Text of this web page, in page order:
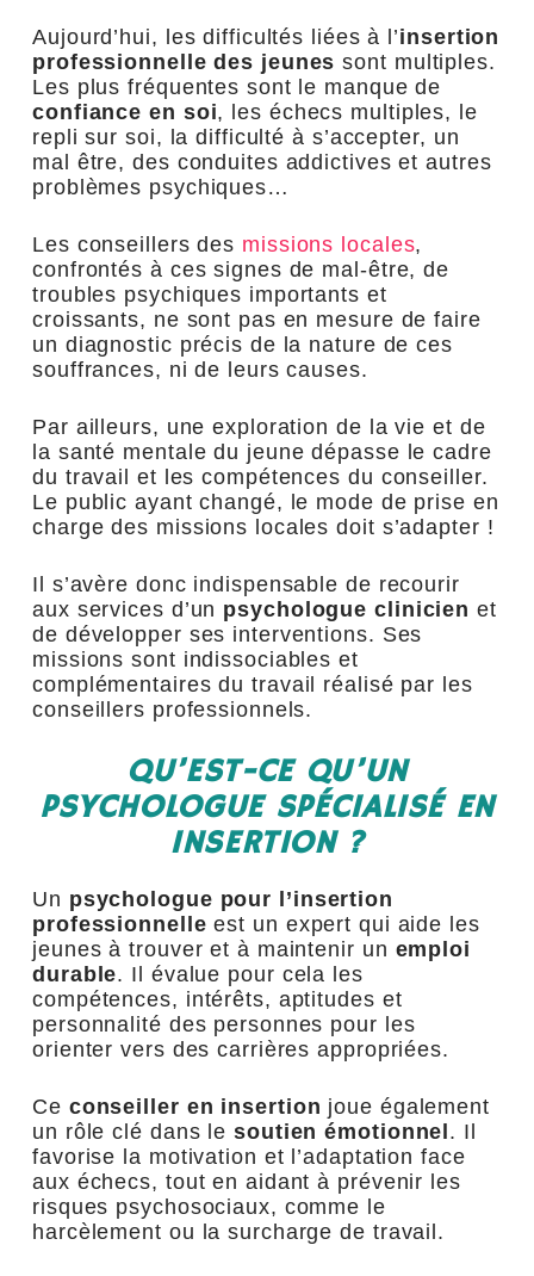
Aujourd’hui, les difficultés liées à l’insertion
professionnelle des jeunessont multiples.
Les plus fréquentes sont le manque de
confiance en soi, les échecs multiples, le
repli sur soi, la difficulté à s’accepter, un
mal être, des conduites addictives et autres
problèmes psychiques…
Les conseillers des missions locales,
confrontés à ces signes de mal-être, de
troubles psychiques importants et
croissants, ne sont pas en mesure de faire
un diagnostic précis de la nature de ces
souffrances, ni de leurs causes.
Par ailleurs, une exploration de la vie et de
la santé mentale du jeune dépasse le cadre
du travail et les compétences du conseiller.
Le public ayant changé, le mode de prise en
charge des missions locales doit s’adapter !
Il s’avère donc indispensable de recourir
aux services d’un psychologue clinicien et
de développer ses interventions. Ses
missions sont indissociables et
complémentaires du travail réalisé par les
conseillers professionnels.
QU’EST-CE QU’UN
PSYCHOLOGUE SPÉCIALISÉ EN
INSERTION ?
Un psychologue pour l’insertion
professionnelle est un expert qui aide les
jeunes à trouver et à maintenir un emploi
durable. Il évalue pour cela les
compétences, intérêts, aptitudes et
personnalité des personnes pour les
orienter vers des carrières appropriées.
Ce conseiller en insertion joue également
un rôle clé dans le soutien émotionnel . Il
favorise la motivation et l’adaptation face
aux échecs, tout en aidant à prévenir les
risques psychosociaux, comme le
harcèlement ou la surcharge de travail.